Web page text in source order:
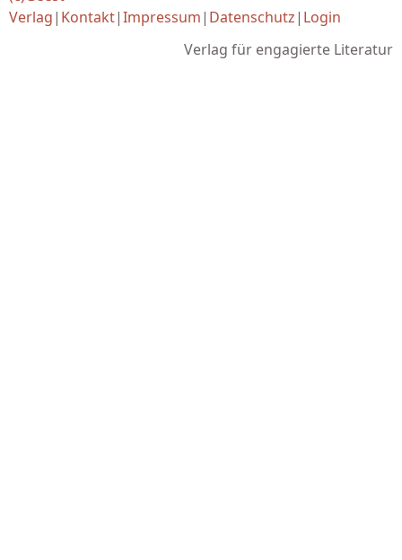
Verlag| Kontakt|Impressum| Datenschutz| Login
Verlag für engagierte Literatur